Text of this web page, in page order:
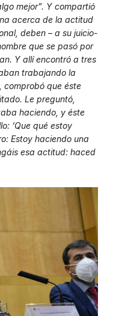
mejor”. Y compartió
acerca de la actitud
deben – a su juicio-
que se pasó por
Y allí encontró a tres
trabajando la
que éste
Le preguntó,
haciendo, y éste
‘Que qué estoy
Estoy haciendo una
esa actitud: haced